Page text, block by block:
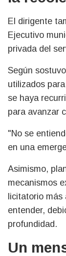
El dirigente
Ejecutivo
privada del
Según
utilizados
se haya
para avanzar
"No se
en una
Asimismo,
mecanismos
licitatorio más
entender,
profundidad.
Un